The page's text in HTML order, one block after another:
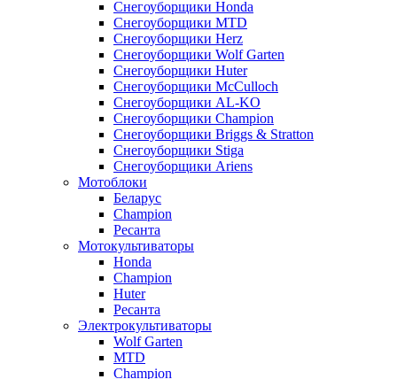
Снегоуборщики Honda
Снегоуборщики MTD
Снегоуборщики Herz
Снегоуборщики Wolf Garten
Снегоуборщики Huter
Снегоуборщики McCulloch
Снегоуборщики AL-KO
Снегоуборщики Champion
Снегоуборщики Briggs & Stratton
Снегоуборщики Stiga
Снегоуборщики Ariens
Мотоблоки
Беларус
Champion
Ресанта
Мотокультиваторы
Honda
Champion
Huter
Ресанта
Электрокультиваторы
Wolf Garten
MTD
Champion